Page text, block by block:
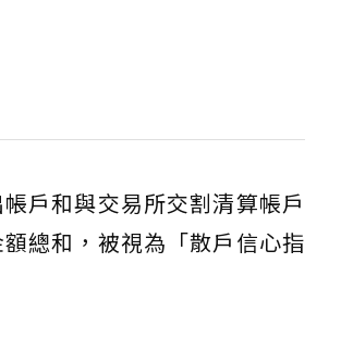
戶和與交易所交割清算帳戶
總和，被視為「散戶信心指